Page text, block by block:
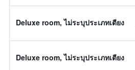
Deluxe room, ไม่ระบุประเภทเตียง
Deluxe room, ไม่ระบุประเภทเตียง